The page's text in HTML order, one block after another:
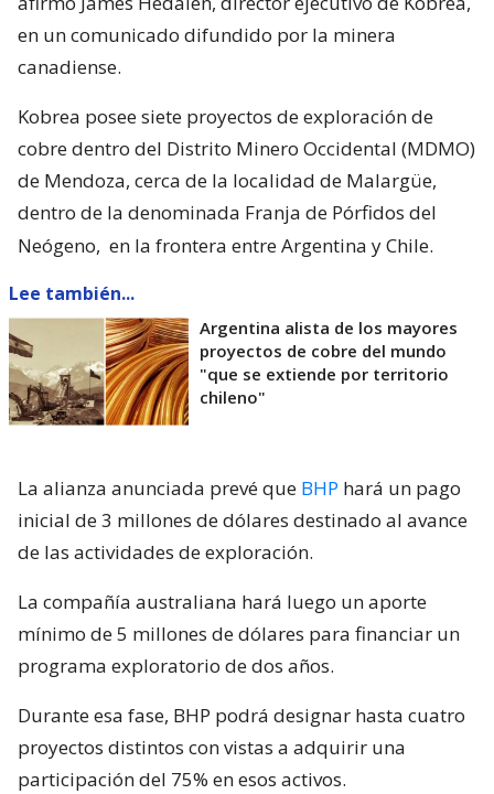
en un comunicado difundido por la minera
canadiense.
Kobrea posee siete proyectos de exploración de
cobre dentro del Distrito Minero Occidental (MDMO)
de Mendoza, cerca de la localidad de Malargüe,
dentro de la denominada Franja de Pórfidos del
Neógeno, en la frontera entre Argentina y Chile.
Lee también...
Argentina alista de los mayores
proyectos de cobre del mundo
"que se extiende por territorio
chileno"
La alianza anunciada prevé que BHP hará un pago
inicial de 3 millones de dólares destinado al avance
de las actividades de exploración.
La compañía australiana hará luego un aporte
mínimo de 5 millones de dólares para financiar un
programa exploratorio de dos años.
Durante esa fase, BHP podrá designar hasta cuatro
proyectos distintos con vistas a adquirir una
participación del 75% en esos activos.